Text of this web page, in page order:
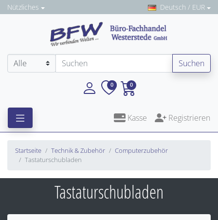
Nützliches Deutsch / EUR
Suchen
0 0
Kasse Registrieren
Startseite Technik & Zubehör
Computerzubehör
Tastaturschubladen
Tastaturschubladen